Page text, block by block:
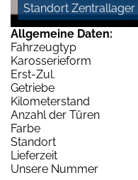
Standort Zentrallager
Allgemeine Daten:
Fahrzeugtyp
Karosserieform
Erst-Zul.
Getriebe
Kilometerstand
Anzahl der Türen
Farbe
Standort
Lieferzeit
Unsere Nummer